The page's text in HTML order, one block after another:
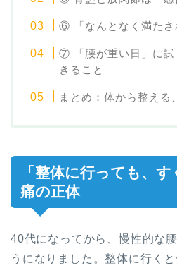
⑥ 「なんとなく満たさ
⑦ 「腰が重い日」に試
きること
まとめ：体から整える
「整体に行っても、
痛の正体
40代になってから、慢性的な
うになりました。整体に行く